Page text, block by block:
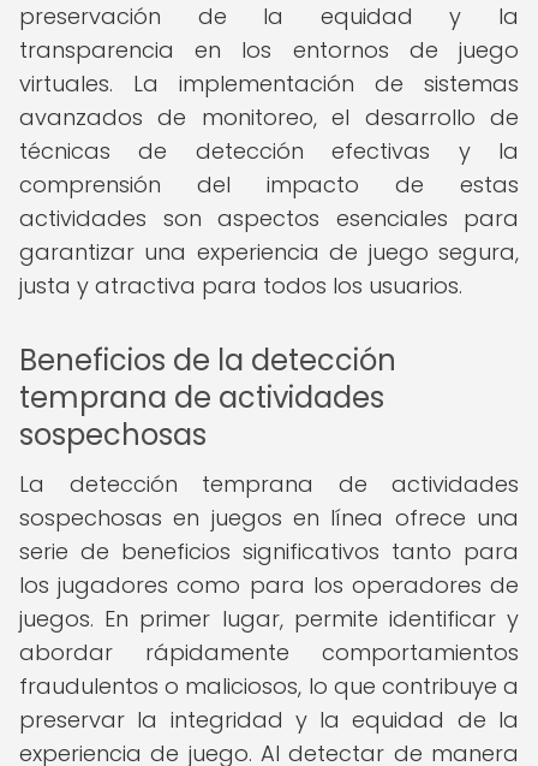
preservación de la equidad y la
transparencia en los entornos de juego
virtuales. La implementación de sistemas
avanzados de monitoreo, el desarrollo de
técnicas de detección efectivas y la
comprensión del impacto de estas
actividades son aspectos esenciales para
garantizar una experiencia de juego segura,
justa y atractiva para todos los usuarios.
Beneficios de la detección
temprana de actividades
sospechosas
La detección temprana de actividades
sospechosas en juegos en línea ofrece una
serie de beneficios significativos tanto para
los jugadores como para los operadores de
juegos. En primer lugar, permite identificar y
abordar rápidamente comportamientos
fraudulentos o maliciosos, lo que contribuye a
preservar la integridad y la equidad de la
experiencia de juego. Al detectar de manera